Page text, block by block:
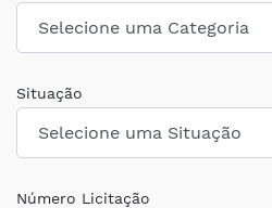
Situação
Número Licitação